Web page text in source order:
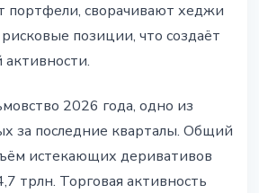
портфели, сворачивают хеджи
позиции, что создаёт
активности.
2026 года, одно из
за последние кварталы. Общий
истекающих деривативов
трлн. Торговая активность